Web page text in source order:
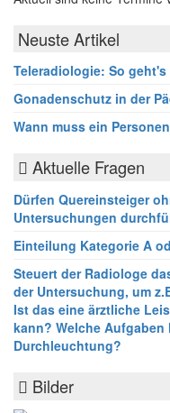
Neuste Artikel
Teleradiologie: So
Gonadenschutz in der
Wann muss ein
Aktuelle Fragen
Dürfen Quereinsteiger
Untersuchungen
Einteilung Kategorie A
Steuert der Radiologe
der Untersuchung, um
Ist das eine ärztliche
kann? Welche Aufgaben
Durchleuchtung?
Bilder